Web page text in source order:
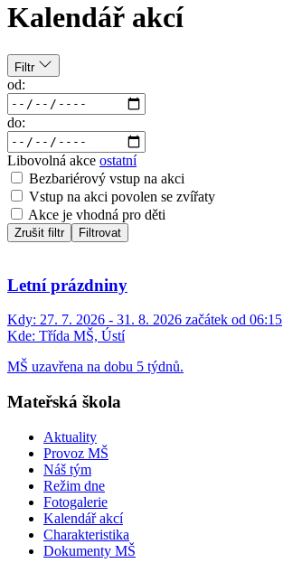
Kalendář akcí
Filtr
od:
do:
Libovolná akce ostatní
Bezbariérový vstup na akci
Vstup na akci povolen se zvířaty
Akce je vhodná pro děti
Zrušit filtr Filtrovat
Letní prázdniny
Kdy: 27. 7. 2026 - 31. 8. 2026 začátek od 06:15
Kde: Třída MŠ, Ústí
MŠ uzavřena na dobu 5 týdnů.
Mateřská škola
Aktuality
Provoz MŠ
Náš tým
Režim dne
Fotogalerie
Kalendář akcí
Charakteristika
Dokumenty MŠ